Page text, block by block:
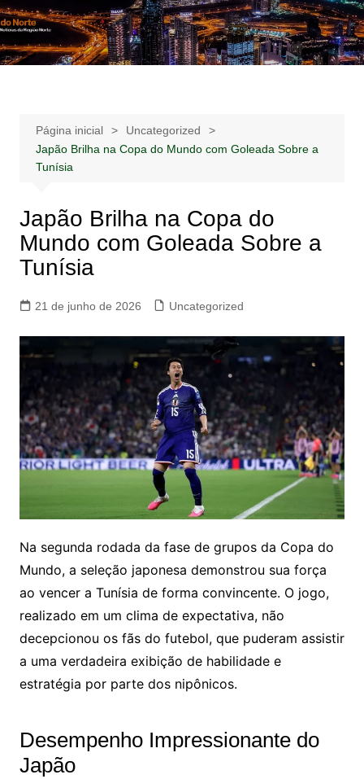
Ir
para
o
Notícias –
Publicidades –
Notícias – Publicidades – Anúncios
Página inicial
Uncategorized
Japão Brilha na Copa do Mundo com Goleada Sobre a
Tunísia
Japão Brilha na Copa do
Mundo com Goleada Sobre a
Tunísia
21 de junho de 2026 Uncategorized
Na segunda rodada da fase de grupos da Copa do
Mundo, a seleção japonesa demonstrou sua força
ao vencer a Tunísia de forma convincente. O jogo,
realizado em um clima de expectativa, não
decepcionou os fãs do futebol, que puderam assistir
a uma verdadeira exibição de habilidade e
estratégia por parte dos nipônicos.
Desempenho Impressionante do
Japão